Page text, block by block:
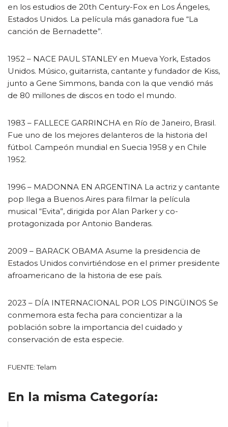
en los estudios de 20th Century-Fox en Los Ángeles,
Estados Unidos. La película más ganadora fue “La
canción de Bernadette”.
1952 – NACE PAUL STANLEY en Mueva York, Estados
Unidos. Músico, guitarrista, cantante y fundador de Kiss,
junto a Gene Simmons, banda con la que vendió más
de 80 millones de discos en todo el mundo.
1983 – FALLECE GARRINCHA en Río de Janeiro, Brasil.
Fue uno de los mejores delanteros de la historia del
fútbol. Campeón mundial en Suecia 1958 y en Chile
1952.
1996 – MADONNA EN ARGENTINA La actriz y cantante
pop llega a Buenos Aires para filmar la película
musical “Evita”, dirigida por Alan Parker y co-
protagonizada por Antonio Banderas.
2009 – BARACK OBAMA Asume la presidencia de
Estados Unidos convirtiéndose en el primer presidente
afroamericano de la historia de ese país.
2023 – DÍA INTERNACIONAL POR LOS PINGÜINOS Se
conmemora esta fecha para concientizar a la
población sobre la importancia del cuidado y
conservación de esta especie.
FUENTE: Telam
En la misma Categoría: